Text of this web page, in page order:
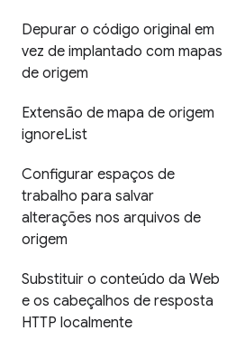
Depurar o código original em
vez de implantado com mapas
de origem
Extensão de mapa de origem
ignoreList
Configurar espaços de
trabalho para salvar
alterações nos arquivos de
origem
Substituir o conteúdo da Web
e os cabeçalhos de resposta
HTTP localmente